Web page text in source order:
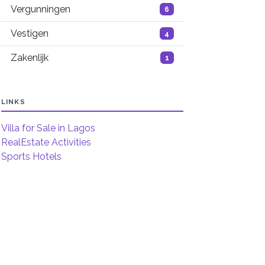
Vergunningen 6
Vestigen 4
Zakenlijk 1
LINKS
Villa for Sale in Lagos
RealEstate Activities
Sports Hotels